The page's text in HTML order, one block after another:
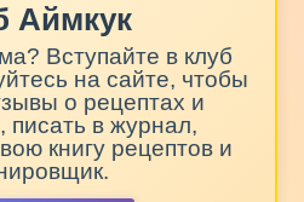
Аймкук
Вступайте в клуб
на сайте, чтобы
о рецептах и
писать в журнал,
книгу рецептов и